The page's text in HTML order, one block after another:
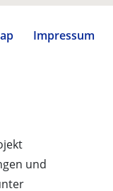
Impressum
und